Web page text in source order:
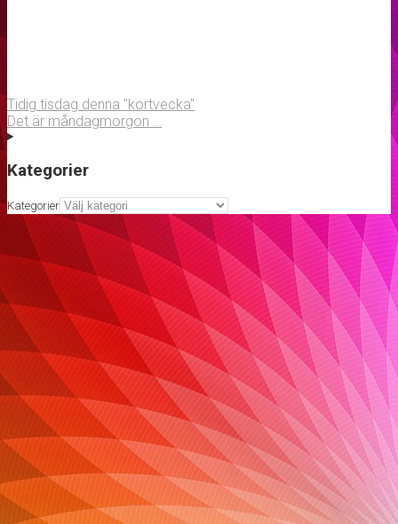
Tidig tisdag denna "kortvecka"
Det är måndagmorgon …
Kategorier
Kategorier